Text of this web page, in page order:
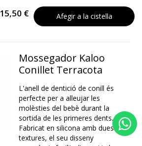
15,50 € Afegir a la cistella
Mossegador Kaloo
Conillet Terracota
L'anell de dentició de conill és
perfecte per a alleujar les
molèsties del bebè durant la
sortida de les primeres dents.
Fabricat en silicona amb dues
textures, el seu disseny